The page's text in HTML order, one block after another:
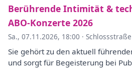
Berührende Intimität &
ABO-Konzerte 2026
Sa., 07.11.2026, 18:00 ·
Sie gehört zu den aktuell
und sorgt für Begeisterung bei